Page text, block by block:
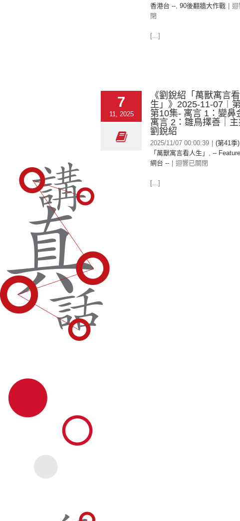
香港台 --, 90後翻牆大作戰
迴
閉
[...]
7
11, 2025
《劉銳紹「萬獸寓言
生」》2025-11-07︱
第10集- 寓言 1：變鼻
寓言 2：雛鳥擇善｜主
劉銳紹
2025/11/07 00:00:39
(第41季
「萬獸寓言看人生」 , --
網台 --
迴響已關閉
[...]